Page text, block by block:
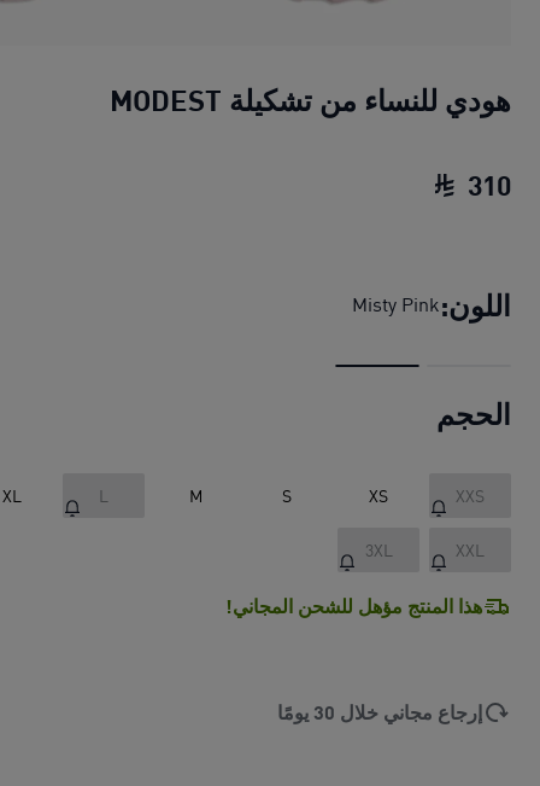
هودي للنساء من تشكيلة MODEST
310
اللون:Misty Pink
الحجم
XXS
XS
S
M
L
XL
XXL
3XL
هذا المنتج مؤهل للشحن المجاني!
إرجاع مجاني خلال 30 يومًا